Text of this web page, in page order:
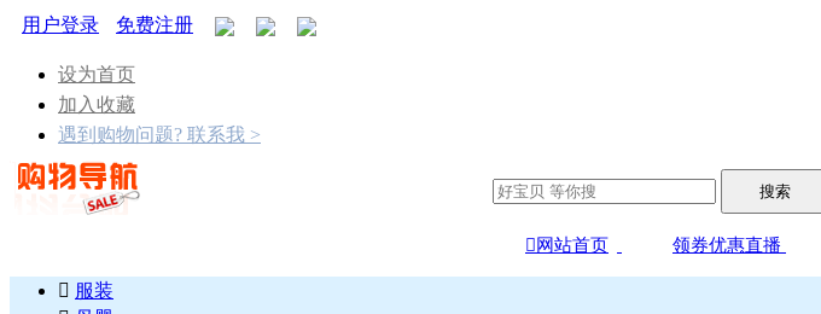
用户登录 免费注册
设为首页
加入收藏
遇到购物问题? 联系我 >
搜索
 网站首页 领券优惠直播
 服装